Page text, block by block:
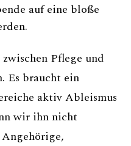
auf eine bloße
Pflege und
Es braucht ein
aktiv Ableismus
wir ihn nicht